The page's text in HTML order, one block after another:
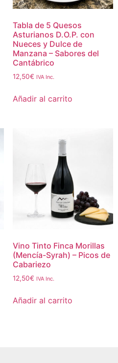
Tabla de 5 Quesos
Asturianos D.O.P. con
Nueces y Dulce de
Manzana – Sabores del
Cantábrico
12,50€ IVA Inc.
Añadir al carrito
Vino Tinto Finca Morillas
(Mencía-Syrah) – Picos de
Cabariezo
12,50€ IVA Inc.
Añadir al carrito